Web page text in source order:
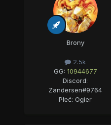
Brony
2.5k
GG: 10944677
Discord:
Zandersen#9764
Płeć: Ogier